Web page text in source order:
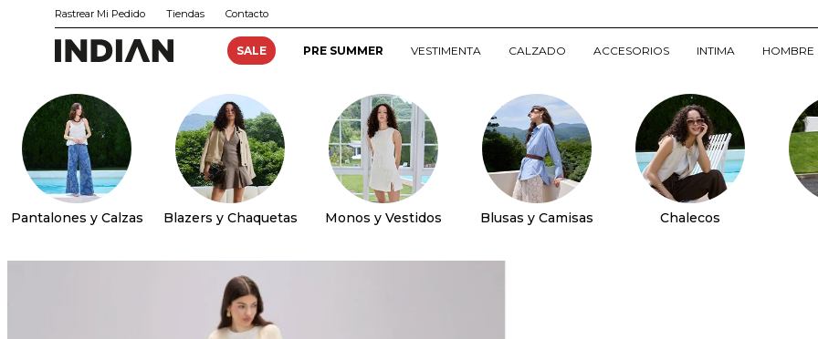
SALE PRE SUMMER VESTIMENTA CALZADO ACCESORIOS INTIMA HOMBRE
Rastrear Mi Pedido Tiendas Contacto
Pantalones y Calzas Blazers y Chaquetas Monos y Vestidos Blusas y Camisas Chalecos